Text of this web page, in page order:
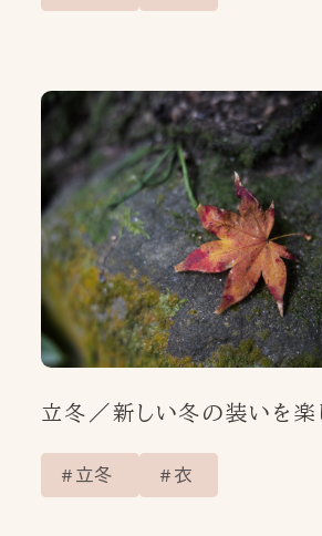
立冬／新しい冬の装いを楽
立冬 衣